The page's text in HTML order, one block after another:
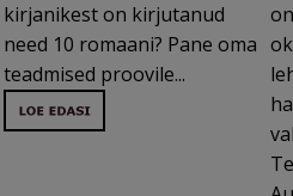
kirjanikest on kirjutanud
need 10 romaani? Pane oma
teadmised proovile...